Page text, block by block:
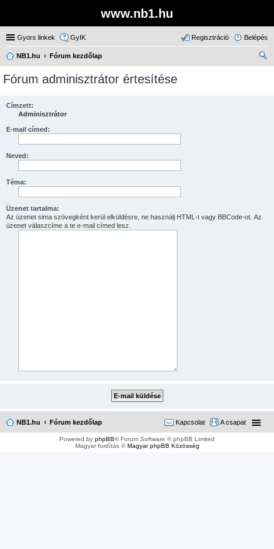
www.nb1.hu
Gyors linkek GyIK Belépés
Regisztráció
NB1.hu
Fórum kezdőlap
Fórum adminisztrátor értesítése
Címzett:
Adminisztrátor
E-mail címed:
Neved:
Téma:
Üzenet tartalma:
Az üzenet sima szövegként kerül elküldésre, ne használj HTML-t vagy BBCode-ot. Az
üzenet válaszcíme a te e-mail címed lesz.
NB1.hu Fórum kezdőlap A csapat
Kapcsolat
Powered by phpBB® Forum Software © phpBB Limited
Magyar fordítás ©Magyar phpBB Közösség